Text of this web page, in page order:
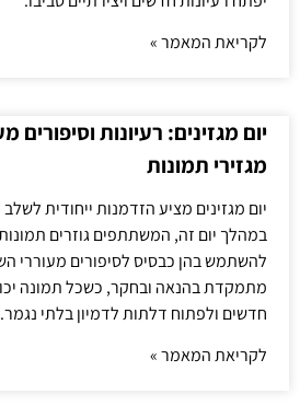
לקריאת המאמר »
יום מגזינים: רעיונות וסיפורים
מגזירי תמונות
יום מגזינים מציע הזדמנות ייחודית
במהלך יום זה, המשתתפים גוזרים תמונות
להשתמש בהן כבסיס לסיפורים מעוררי
מתמקדת בהנאה ובחקר, כשכל תמונה
חדשים ולפתוח דלתות לדמיון בלתי נגמר.
לקריאת המאמר »